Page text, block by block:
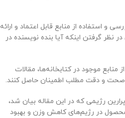
و استفاده از منابع قابل اعتماد و ارائه
نظر گرفتن اینکه آیا بنده نویسنده در
منابع موجود در کتابخانه‌ها، مقالات
صحت و دقت مطلب اطمینان حاصل کنند.
رژیمی که در این مقاله بیان شد،
در رژیم‌های کاهش وزن و بهبود